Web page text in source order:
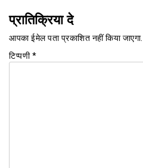
प्रातिक्रिया दे
आपका ईमेल पता प्रकाशित नहीं किया जाएगा.
टिप्पणी*